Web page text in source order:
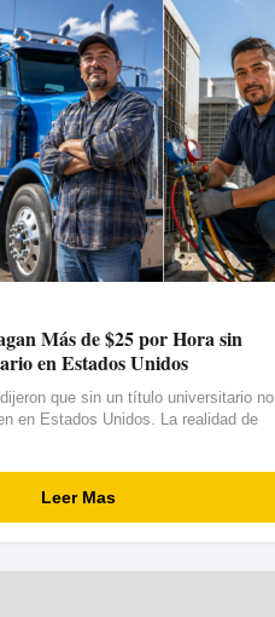
Más de $25 por Hora sin
en Estados Unidos
que sin un título universitario no
en Estados Unidos. La realidad de
Leer Mas